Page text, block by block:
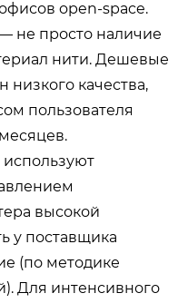
open-space.
не просто наличие
нити. Дешевые
низкого качества,
пользователя
высокой
у поставщика
(по методике
Для интенсивного